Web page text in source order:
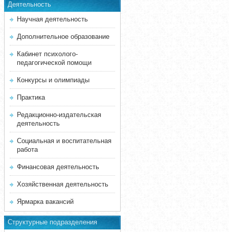
Деятельность
Научная деятельность
Дополнительное образование
Кабинет психолого-
педагогической помощи
Конкурсы и олимпиады
Практика
Редакционно-издательская
деятельность
Социальная и воспитательная
работа
Финансовая деятельность
Хозяйственная деятельность
Ярмарка вакансий
Структурные подразделения